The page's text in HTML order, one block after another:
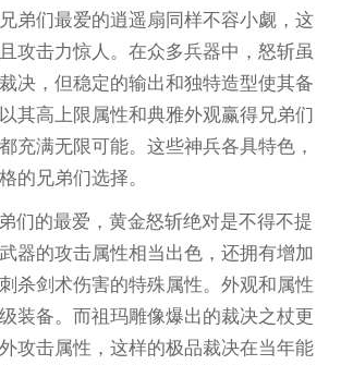
弟们最爱的逍遥扇同样不容小觑，这
攻击力惊人。在众多兵器中，怒斩虽
决，但稳定的输出和独特造型使其备
其高上限属性和典雅外观赢得兄弟们
充满无限可能。这些神兵各具特色，
的兄弟们选择。
们的最爱，黄金怒斩绝对是不得不提
器的攻击属性相当出色，还拥有增加
杀剑术伤害的特殊属性。外观和属性
装备。而祖玛雕像爆出的裁决之杖更
攻击属性，这样的极品裁决在当年能